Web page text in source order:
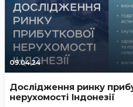
09.04.24
Дослідження ринку
нерухомості Індонезії